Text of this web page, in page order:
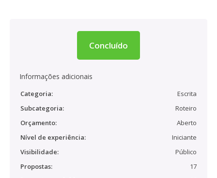
Concluído
Informações adicionais
Categoria:
Escrita
Subcategoria:
Roteiro
Orçamento:
Aberto
Nível de experiência:
Iniciante
Visibilidade:
Público
Propostas:
17